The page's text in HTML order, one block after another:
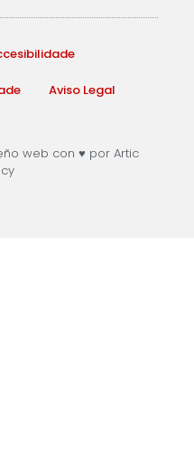
Aviso Legal
web con ♥️ por Artic